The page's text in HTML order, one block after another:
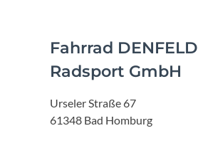
Fahrrad DENFELD
Radsport GmbH
Urseler Straße 67
61348 Bad Homburg